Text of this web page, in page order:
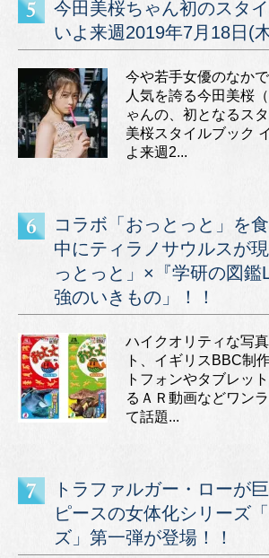
今田美桜ちゃん初のスタ
いよ来週2019年7月18日(
今や若手女優のなか
人気を誇る今田美桜
ゃんの、初となるス
美桜スタイルブック
よ来週2...
コラボ「おっとっと」を
中にティラノサウルスが
っとっと」×『学研の図鑑
強のいきもの」！！
ハイクオリティな写
ト、イギリスBBC制
トフォンやタブレッ
るＡＲ動画などワン
て話題...
トラファルガー・ローが
ピースの女体化シリーズ
ズ」第一弾が登場！！